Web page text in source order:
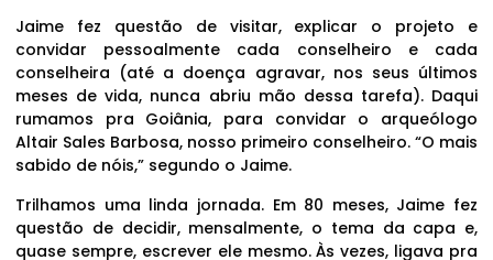
Jaime fez questão de visitar, explicar o projeto e
convidar pessoalmente cada conselheiro e cada
conselheira (até a doença agravar, nos seus últimos
meses de vida, nunca abriu mão dessa tarefa). Daqui
rumamos pra Goiânia, para convidar o arqueólogo
Altair Sales Barbosa, nosso primeiro conselheiro. “O mais
sabido de nóis,” segundo o Jaime.
Trilhamos uma linda jornada. Em 80 meses, Jaime fez
questão de decidir, mensalmente, o tema da capa e,
quase sempre, escrever ele mesmo. Às vezes, ligava pra